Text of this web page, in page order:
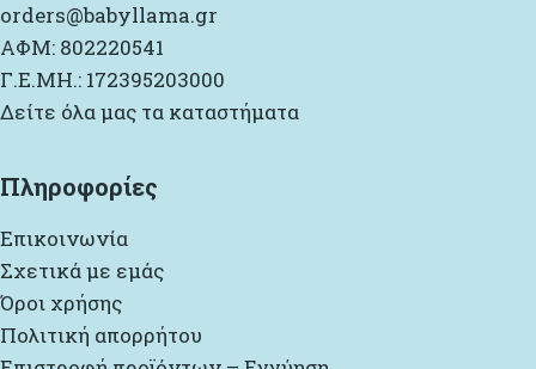
orders@babyllama.gr
ΑΦΜ: 802220541
Γ.Ε.ΜΗ.: 172395203000
Δείτε όλα μας τα καταστήματα
Πληροφορίες
Επικοινωνία
Σχετικά με εμάς
Όροι χρήσης
Πολιτική απορρήτου